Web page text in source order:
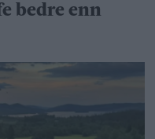
bedre enn